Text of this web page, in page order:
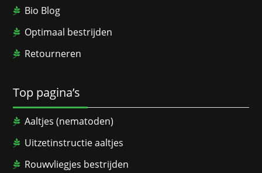
Bio Blog
Optimaal bestrijden
Retourneren
Top pagina’s
Aaltjes (nematoden)
Uitzetinstructie aaltjes
Rouwvliegjes bestrijden